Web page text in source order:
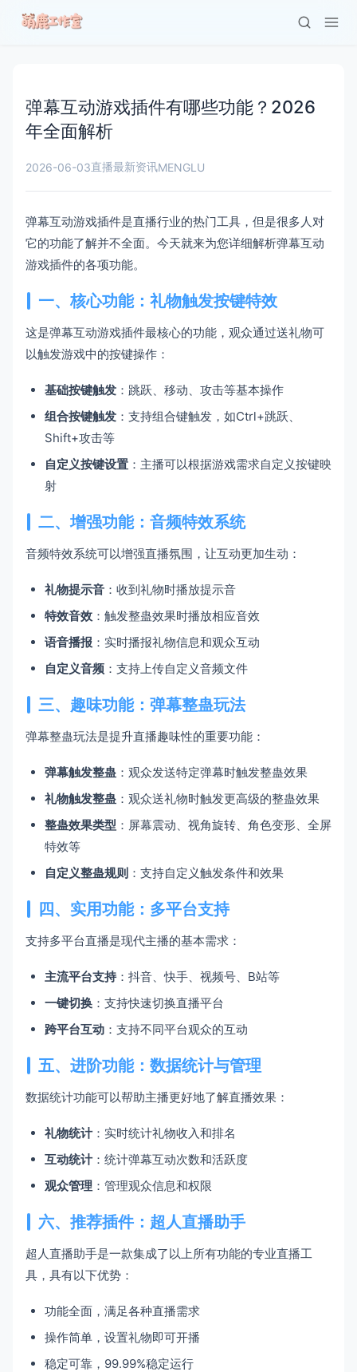
弹幕互动游戏插件有哪些功能？2026
年全面解析
2026-06-03直播最新资讯MENGLU
弹幕互动游戏插件是直播行业的热门工具，但是很多人对
它的功能了解并不全面。今天就来为您详细解析弹幕互动
游戏插件的各项功能。
一、核心功能：礼物触发按键特效
这是弹幕互动游戏插件最核心的功能，观众通过送礼物可
以触发游戏中的按键操作：
基础按键触发 ：跳跃、移动、攻击等基本操作
组合按键触发 ：支持组合键触发，如Ctrl+跳跃、
Shift+攻击等
自定义按键设置 ：主播可以根据游戏需求自定义按键映
射
二、增强功能：音频特效系统
音频特效系统可以增强直播氛围，让互动更加生动：
礼物提示音 ：收到礼物时播放提示音
特效音效 ：触发整蛊效果时播放相应音效
语音播报 ：实时播报礼物信息和观众互动
自定义音频 ：支持上传自定义音频文件
三、趣味功能：弹幕整蛊玩法
弹幕整蛊玩法是提升直播趣味性的重要功能：
弹幕触发整蛊 ：观众发送特定弹幕时触发整蛊效果
礼物触发整蛊 ：观众送礼物时触发更高级的整蛊效果
整蛊效果类型 ：屏幕震动、视角旋转、角色变形、全屏
特效等
自定义整蛊规则 ：支持自定义触发条件和效果
四、实用功能：多平台支持
支持多平台直播是现代主播的基本需求：
主流平台支持：抖音、快手、视频号、B站等
一键切换 ：支持快速切换直播平台
跨平台互动 ：支持不同平台观众的互动
五、进阶功能：数据统计与管理
数据统计功能可以帮助主播更好地了解直播效果：
礼物统计：实时统计礼物收入和排名
互动统计：统计弹幕互动次数和活跃度
观众管理 ：管理观众信息和权限
六、推荐插件：超人直播助手
超人直播助手是一款集成了以上所有功能的专业直播工
具，具有以下优势：
功能全面，满足各种直播需求
操作简单，设置礼物即可开播
稳定可靠，99.99%稳定运行